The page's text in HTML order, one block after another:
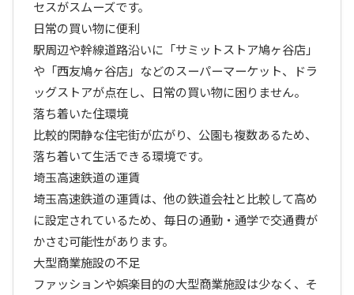
セスがスムーズです。
日常の買い物に便利
駅周辺や幹線道路沿いに「サミットストア鳩ヶ谷店」
や「西友鳩ヶ谷店」などのスーパーマーケット、ドラ
ッグストアが点在し、日常の買い物に困りません。
落ち着いた住環境
比較的閑静な住宅街が広がり、公園も複数あるため、
落ち着いて生活できる環境です。
埼玉高速鉄道の運賃
埼玉高速鉄道の運賃は、他の鉄道会社と比較して高め
に設定されているため、毎日の通勤・通学で交通費が
かさむ可能性があります。
大型商業施設の不足
ファッションや娯楽目的の大型商業施設は少なく、そ